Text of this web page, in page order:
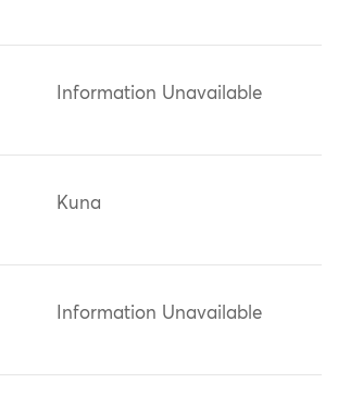
Information Unavailable
Kuna
Information Unavailable